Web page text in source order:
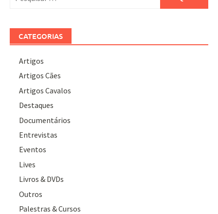
por:
CATEGORIAS
Artigos
Artigos Cães
Artigos Cavalos
Destaques
Documentários
Entrevistas
Eventos
Lives
Livros & DVDs
Outros
Palestras & Cursos